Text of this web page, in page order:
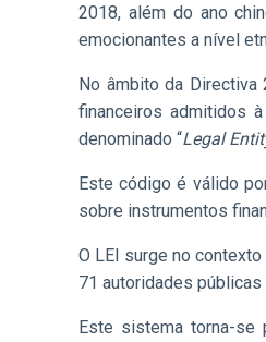
2018, além do ano
emocionantes a nível
No âmbito da Directiva
financeiros admitidos
denominado “Legal
Este código é válido
sobre instrumentos
O LEI surge no
71 autoridades
Este sistema torna-se